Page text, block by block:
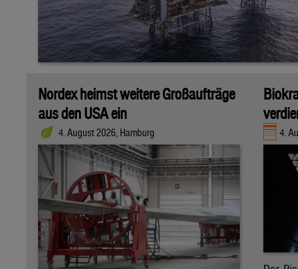
Nordex heimst weitere Großaufträge
aus den USA ein
4. August 2026, Hamburg 4.